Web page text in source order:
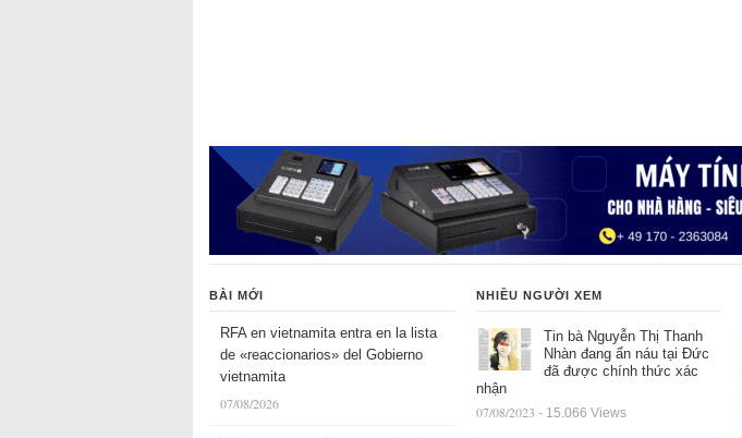
BÀI MỚI
RFA en vietnamita entra en la lista
de «reaccionarios» del Gobierno
vietnamita
07/08/2026
NHIỀU NGƯỜI XEM
Tin bà Nguyễn Thị Thanh
Nhàn đang ẩn náu tại Đức
đã được chính thức xác
nhận
07/08/2023 - 15.066 Views